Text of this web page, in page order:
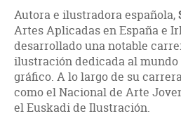
Autora e ilustradora española,
Artes Aplicadas en España e
desarrollado una notable
ilustración dedicada al
gráfico. A lo largo de su
como el Nacional de Arte
el Euskadi de Ilustración.